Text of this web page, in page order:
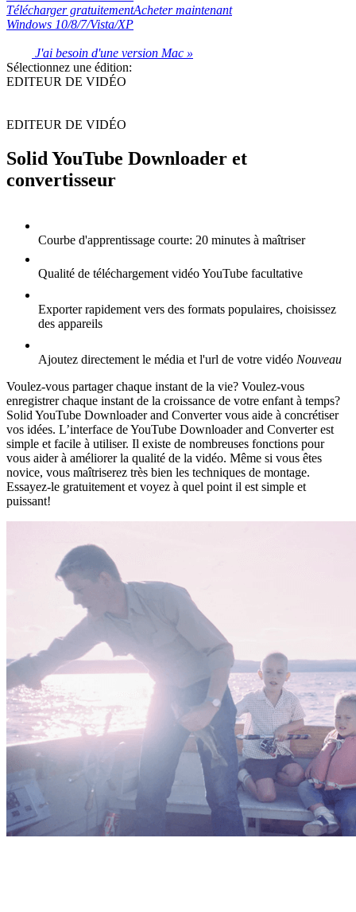
Télécharger gratuitementAcheter maintenant
Windows 10/8/7/Vista/XP
J'ai besoin d'une version Mac »
Sélectionnez une édition:
EDITEUR DE VIDÉO
EDITEUR DE VIDÉO
Solid YouTube Downloader et
convertisseur
Courbe d'apprentissage courte: 20 minutes à maîtriser
Qualité de téléchargement vidéo YouTube facultative
Exporter rapidement vers des formats populaires, choisissez
des appareils
Ajoutez directement le média et l'url de votre vidéo Nouveau
Voulez-vous partager chaque instant de la vie? Voulez-vous
enregistrer chaque instant de la croissance de votre enfant à temps?
Solid YouTube Downloader and Converter vous aide à concrétiser
vos idées. L’interface de YouTube Downloader and Converter est
simple et facile à utiliser. Il existe de nombreuses fonctions pour
vous aider à améliorer la qualité de la vidéo. Même si vous êtes
novice, vous maîtriserez très bien les techniques de montage.
Essayez-le gratuitement et voyez à quel point il est simple et
puissant!